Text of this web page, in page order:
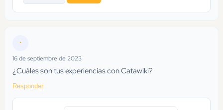
•
16 de septiembre de 2023
¿Cuáles son tus experiencias con Catawiki?
Responder